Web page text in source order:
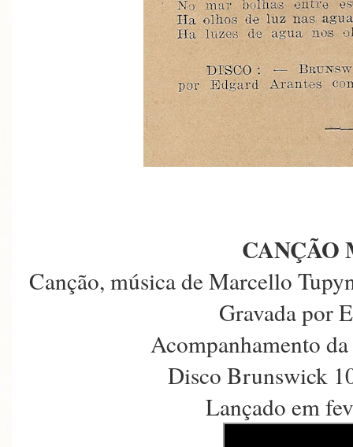
CANÇÃO
Canção, música de Marcello
Gravada por
Acompanhamento
Disco Brunswick
Lançado em